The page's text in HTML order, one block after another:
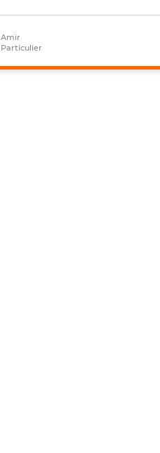
Amir
Particulier